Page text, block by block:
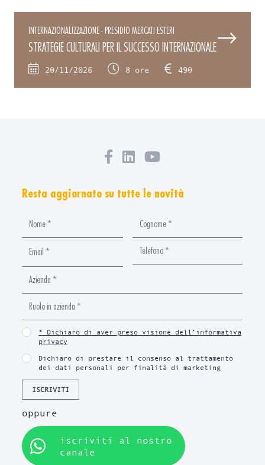
INTERNAZIONALIZZAZIONE - PRESIDIO MERCATI ESTERI
STRATEGIE CULTURALI PER IL SUCCESSO INTERNAZIONALE
20/11/2026 8 ore 490
Resta aggiornato su tutte le novità
* Dichiaro di aver preso visione dell’informativa
privacy
Dichiaro di prestare il consenso al trattamento
dei dati personali per finalità di marketing
ISCRIVITI
oppure
iscriviti al nostro
canale